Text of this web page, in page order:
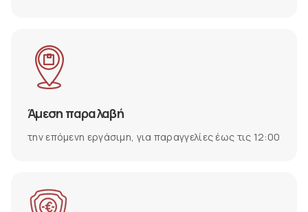
Άμεση παραλαβή
την επόμενη εργάσιμη, για παραγγελίες έως τις 12:00